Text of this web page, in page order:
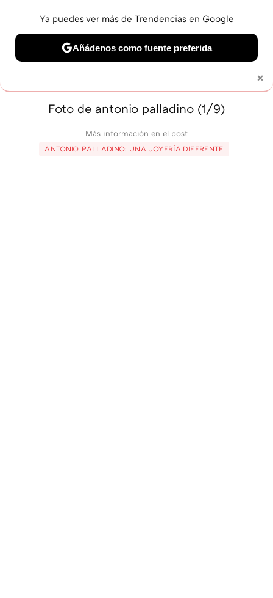
BELLEZA SHOPPING VIAJES GASTRO SNEAKERS
Foto de antonio palladino (1/9)
Más información en el post
ANTONIO PALLADINO: UNA JOYERÍA DIFERENTE
×
Ya puedes ver más de Trendencias en Google
Añádenos como fuente preferida